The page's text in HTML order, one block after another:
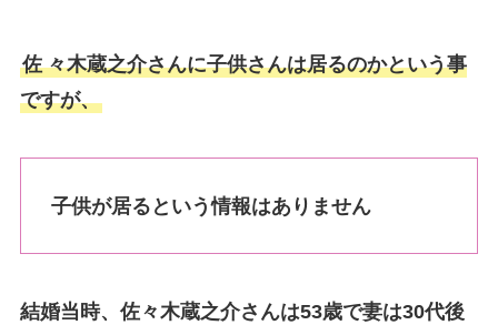
佐 々木蔵之介さんに子供さんは居るのかという事
ですが、
子供が居るという情報はありません
結婚当時、佐々木蔵之介さんは53歳で妻は30代後